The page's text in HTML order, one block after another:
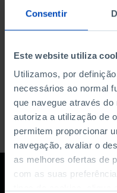
Consentir
Este website utiliza
Utilizamos, por
necessários ao normal
que navegue através
autoriza a utilização de
permitem proporcionar
navegação, avaliar o
as melhores ofertas de
com as suas
DATA DE FIM